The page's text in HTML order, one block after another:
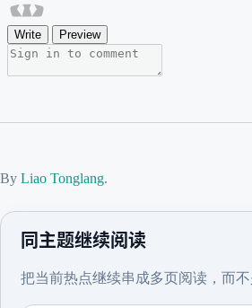
By Liao Tonglang.
同主题继续阅读
把当前热点继续串成多页阅读，而不